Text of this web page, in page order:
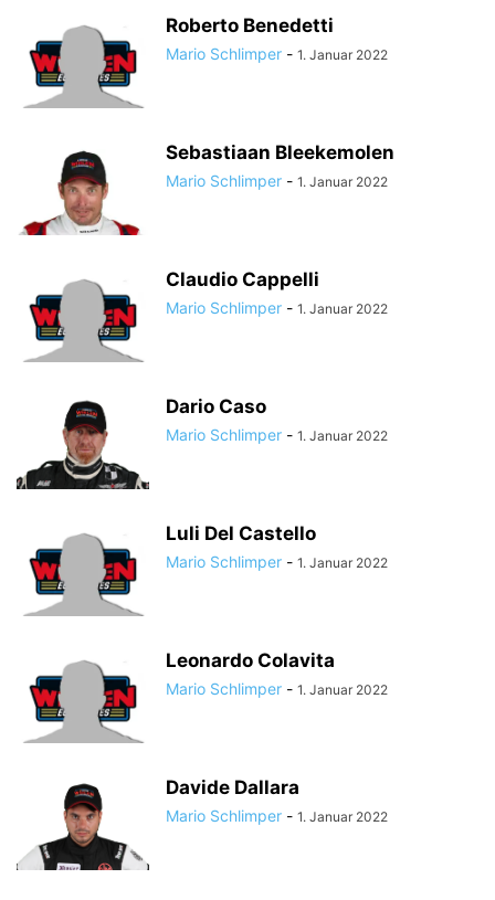
Roberto Benedetti
Mario Schlimper - 1. Januar 2022
Sebastiaan Bleekemolen
Mario Schlimper - 1. Januar 2022
Claudio Cappelli
Mario Schlimper - 1. Januar 2022
Dario Caso
Mario Schlimper - 1. Januar 2022
Luli Del Castello
Mario Schlimper - 1. Januar 2022
Leonardo Colavita
Mario Schlimper - 1. Januar 2022
Davide Dallara
Mario Schlimper - 1. Januar 2022